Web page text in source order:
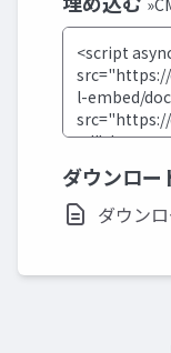
ダウンロー
ダウン